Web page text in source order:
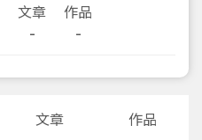
文章
-
作品
-
文章 作品